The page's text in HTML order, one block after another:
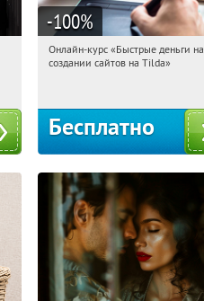
-100%
21:49:29 Получили:
Онлайн-курс «Быстрые деньги на
создании сайтов на Tilda»
Бесплатно